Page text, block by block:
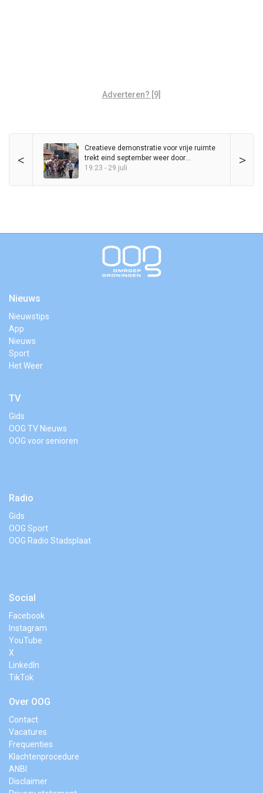
Adverteren? [9]
< >
Creatieve demonstratie voor vrije ruimte
trekt eind september weer door
binnenstad
19:23 - 29 juli
Nieuws
Nieuwstips
App
Nieuws
Sport
Het Weer
TV
Gids
OOG TV Nieuws
OOG voor senioren
Radio
Gids
OOG Sport
OOG Radio Stadsplaat
Social
Facebook
Instagram
YouTube
X
LinkedIn
TikTok
Over OOG
Contact
Vacatures
Frequenties
Klachtenprocedure
ANBI
Disclaimer